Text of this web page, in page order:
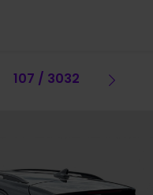
Fahrzeug
107 / 3032